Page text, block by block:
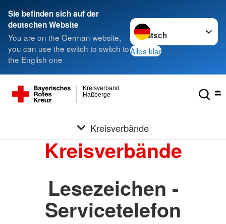
Sie befinden sich auf der
deutschen Website
You are on the German website,
you can use the switch to switch to
the English one
Sprache wechseln zu
Alles klar
Haßberge
Kreisverband
Kreisverbände
Kreisverbände
Lesezeichen -
Servicetelefon